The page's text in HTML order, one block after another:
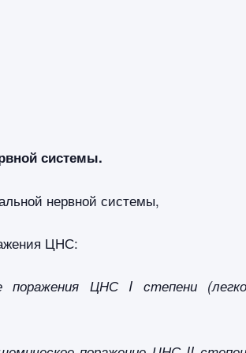
системы.
нервной системы,
ЦНС:
поражения ЦНС I степени